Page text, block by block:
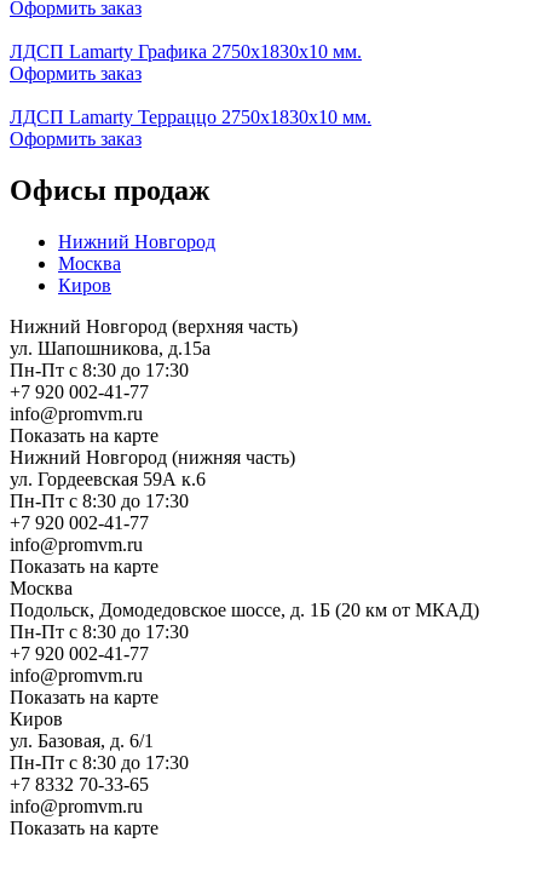
Оформить заказ
ЛДСП Lamarty Графика 2750х1830х10 мм.
Оформить заказ
ЛДСП Lamarty Терраццо 2750х1830х10 мм.
Оформить заказ
Офисы продаж
Нижний Новгород
Москва
Киров
Нижний Новгород (верхняя часть)
ул. Шапошникова, д.15а
Пн-Пт с 8:30 до 17:30
+7 920 002-41-77
info@promvm.ru
Показать на карте
Нижний Новгород (нижняя часть)
ул. Гордеевская 59А к.6
Пн-Пт с 8:30 до 17:30
+7 920 002-41-77
info@promvm.ru
Показать на карте
Москва
Подольск, Домодедовское шоссе, д. 1Б (20 км от МКАД)
Пн-Пт с 8:30 до 17:30
+7 920 002-41-77
info@promvm.ru
Показать на карте
Киров
ул. Базовая, д. 6/1
Пн-Пт с 8:30 до 17:30
+7 8332 70-33-65
info@promvm.ru
Показать на карте